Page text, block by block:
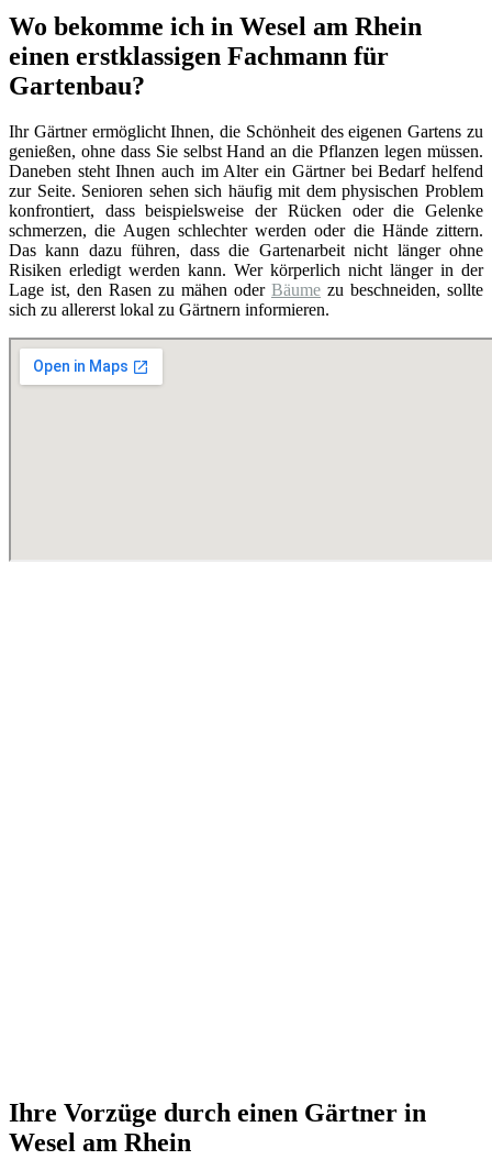
Wo bekomme ich in Wesel am Rhein
einen erstklassigen Fachmann für
Gartenbau?
Ihr Gärtner ermöglicht Ihnen, die Schönheit des eigenen Gartens zu
genießen, ohne dass Sie selbst Hand an die Pflanzen legen müssen.
Daneben steht Ihnen auch im Alter ein Gärtner bei Bedarf helfend
zur Seite. Senioren sehen sich häufig mit dem physischen Problem
konfrontiert, dass beispielsweise der Rücken oder die Gelenke
schmerzen, die Augen schlechter werden oder die Hände zittern.
Das kann dazu führen, dass die Gartenarbeit nicht länger ohne
Risiken erledigt werden kann. Wer körperlich nicht länger in der
Lage ist, den Rasen zu mähen oder Bäume zu beschneiden, sollte
sich zu allererst lokal zu Gärtnern informieren.
Ihre Vorzüge durch einen Gärtner in
Wesel am Rhein